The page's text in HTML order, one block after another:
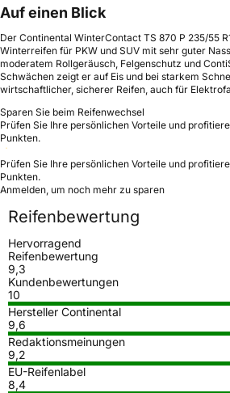
Auf einen Blick
Der Continental WinterContact TS 870 P 235/55
Winterreifen für PKW und SUV mit sehr guter
moderatem Rollgeräusch, Felgenschutz und
Schwächen zeigt er auf Eis und bei starkem
wirtschaftlicher, sicherer Reifen, auch für
Sparen Sie beim Reifenwechsel
Prüfen Sie Ihre persönlichen Vorteile und
Punkten.
Prüfen Sie Ihre persönlichen Vorteile und
Punkten.
Anmelden, um noch mehr zu sparen
Reifenbewertung
Hervorragend
Reifenbewertung
9,3
Kundenbewertungen
10
Hersteller Continental
9,6
Redaktionsmeinungen
9,2
EU-Reifenlabel
8,4